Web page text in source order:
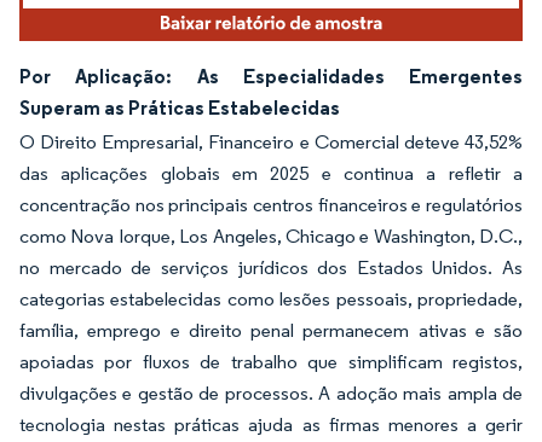
Por Aplicação: As Especialidades Emergentes
Superam as Práticas Estabelecidas
O Direito Empresarial, Financeiro e Comercial deteve 43,52%
das aplicações globais em 2025 e continua a refletir a
concentração nos principais centros financeiros e regulatórios
como Nova Iorque, Los Angeles, Chicago e Washington, D.C.,
no mercado de serviços jurídicos dos Estados Unidos. As
categorias estabelecidas como lesões pessoais, propriedade,
família, emprego e direito penal permanecem ativas e são
apoiadas por fluxos de trabalho que simplificam registos,
divulgações e gestão de processos. A adoção mais ampla de
tecnologia nestas práticas ajuda as firmas menores a gerir